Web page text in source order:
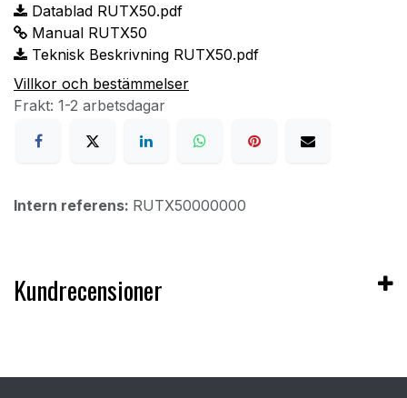
Datablad RUTX50.pdf
Manual RUTX50
Teknisk Beskrivning RUTX50.pdf
Villkor och bestämmelser
Frakt: 1-2 arbetsdagar
Intern referens: RUTX50000000
Kundrecensioner